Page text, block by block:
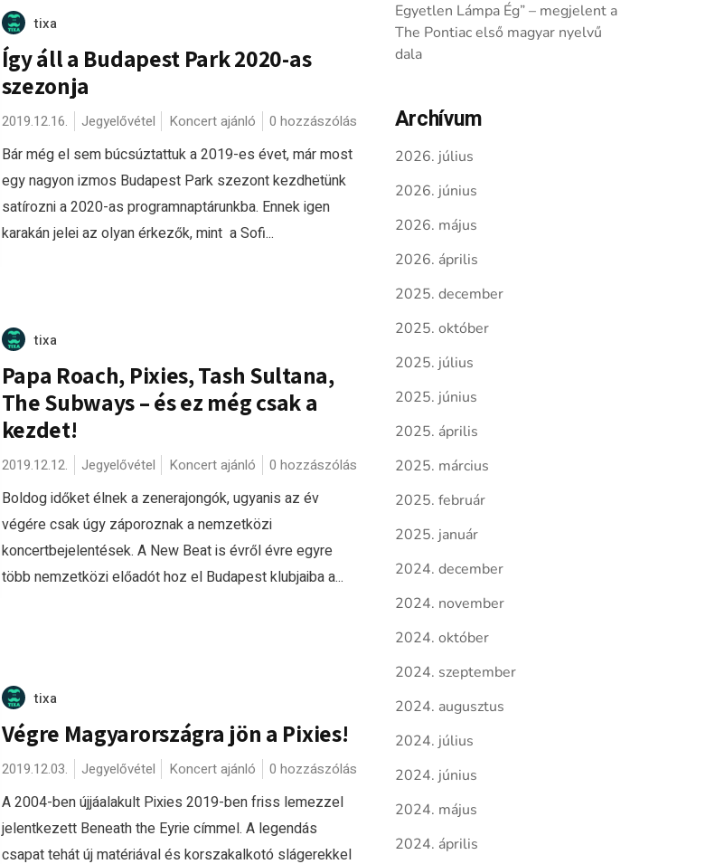
tixa
Így áll a Budapest Park 2020-as
szezonja
2019.12.16. Jegyelővétel Koncert ajánló 0 hozzászólás
Bár még el sem búcsúztattuk a 2019-es évet, már most
egy nagyon izmos Budapest Park szezont kezdhetünk
satírozni a 2020-as programnaptárunkba. Ennek igen
karakán jelei az olyan érkezők, mint a Sofi...
tixa
Papa Roach, Pixies, Tash Sultana,
The Subways – és ez még csak a
kezdet!
2019.12.12. Jegyelővétel Koncert ajánló 0 hozzászólás
Boldog időket élnek a zenerajongók, ugyanis az év
végére csak úgy záporoznak a nemzetközi
koncertbejelentések. A New Beat is évről évre egyre
több nemzetközi előadót hoz el Budapest klubjaiba a...
tixa
Végre Magyarországra jön a Pixies!
2019.12.03. Jegyelővétel Koncert ajánló 0 hozzászólás
A 2004-ben újjáalakult Pixies 2019-ben friss lemezzel
jelentkezett Beneath the Eyrie címmel. A legendás
csapat tehát új matériával és korszakalkotó slágerekkel
Egyetlen Lámpa Ég” – megjelent a
The Pontiac első magyar nyelvű
dala
Archívum
2026. július
2026. június
2026. május
2026. április
2025. december
2025. október
2025. július
2025. június
2025. április
2025. március
2025. február
2025. január
2024. december
2024. november
2024. október
2024. szeptember
2024. augusztus
2024. július
2024. június
2024. május
2024. április